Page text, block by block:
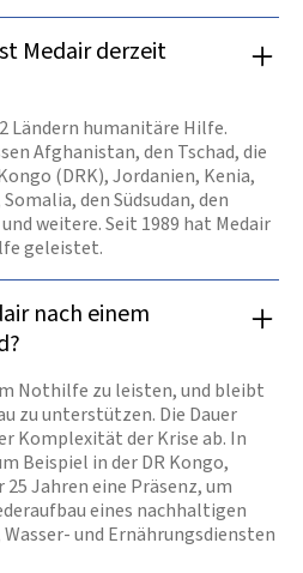
Medair derzeit
Ländern humanitäre Hilfe.
Afghanistan, den Tschad, die
(DRK), Jordanien, Kenia,
den Südsudan, den
weitere. Seit 1989 hat Medair
geleistet.
nach einem
Nothilfe zu leisten, und bleibt
zu unterstützen. Die Dauer
Komplexität der Krise ab. In
Beispiel in der DR Kongo,
Jahren eine Präsenz, um
eines nachhaltigen
und Ernährungsdiensten